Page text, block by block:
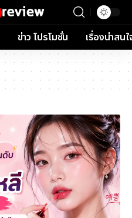
ข่าว โปรโมชั่น เรื่องน่าสนใ